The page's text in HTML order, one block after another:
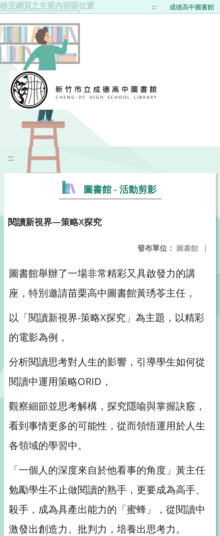
移至網頁之主要內容區位置 ::: 成德高中圖書館
:::
圖書館 - 活動剪影
閱讀新視界—策略X探究
發布單位： 圖書館 |
圖書館舉辦了一場非常精彩又具啟發力的講
座，特別邀請苗栗高中圖書館黃琇苓主任，
以「閱讀新視界-策略X探究」為主題，以精彩
的電影為例，
分析閱讀思考對人生的影響，引導學生如何從
閱讀中運用策略ORID，
觀察細節並思考解構，探究隱喻與掌握訣竅，
看到事情更多的可能性，從而領悟運用於人生
各領域的學習中。
「一個人的深度來自於他看事的角度」黃主任
勉勵學生不止做閱讀的熟手，更要成為高手、
殺手，成為具產出能力的「蜜蜂」，從閱讀中
激發出創造力、批判力，培養出思考力。